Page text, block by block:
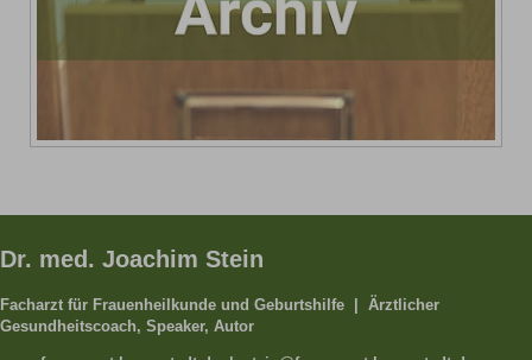
Dr. med. Joachim Stein
Facharzt für Frauenheilkunde und Geburtshilfe | Ärztlicher
Gesundheitscoach, Speaker, Autor